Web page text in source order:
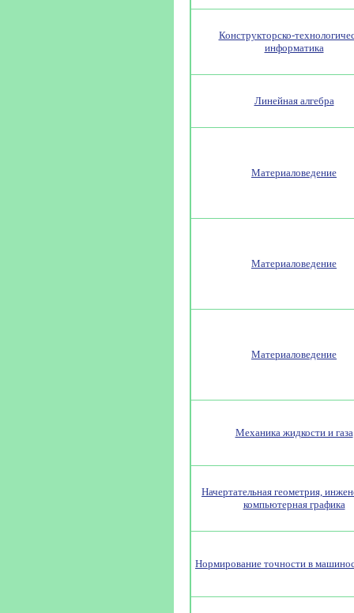
Конструкторско-
информатика
Линейная алгебра
Материаловедение
Материаловедение
Материаловедение
Механика жидкости и газа
Начертательная геометрия,
компьютерная графика
Нормирование точности в